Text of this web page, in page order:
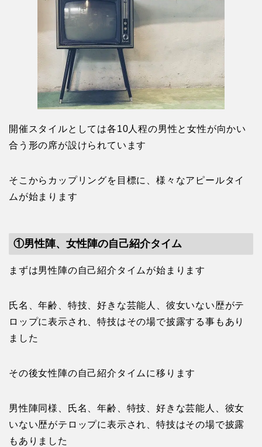
開催スタイルとしては各10人程の男性と女性が向かい
合う形の席が設けられています
そこからカップリングを目標に、様々なアピールタイ
ムが始まります
①男性陣、女性陣の自己紹介タイム
まずは男性陣の自己紹介タイムが始まります
氏名、年齢、特技、好きな芸能人、彼女いない歴がテ
ロップに表示され、特技はその場で披露する事もあり
ました
その後女性陣の自己紹介タイムに移ります
男性陣同様、氏名、年齢、特技、好きな芸能人、彼女
いない歴がテロップに表示され、特技はその場で披露
もありました